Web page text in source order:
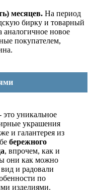
месяцев. На период
бирку и товарный
аналогичное новое
покупателем,
уникальное
украшения
и галантерея из
бережного
, впрочем, как и
они как можно
и радовали
по
изделиями.